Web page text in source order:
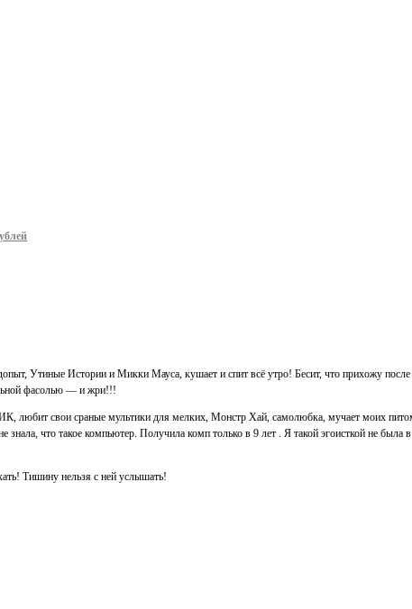
Утиные Истории и Микки Мауса, кушает и спит всё утро! Бесит, что прихожу после
фасолью — и жри!!!
сраные мультики для мелких, Монстр Хай, самолюбка, мучает моих
такое компьютер. Получила комп только в 9 лет . Я такой эгоисткой не была в
Тишину нельзя с ней услышать!